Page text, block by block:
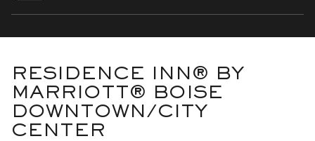
RESIDENCE INN® BY
MARRIOTT® BOISE
DOWNTOWN/CITY
CENTER